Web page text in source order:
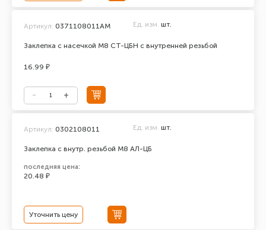
Заклепка с насечкой М8 СТ-ЦБН с внутренней резьбой
Артикул: 0371108011АМ Ед. изм. шт.
16.99 ₽
Заклепка с внутр. резьбой М8 АЛ-ЦБ
Артикул: 0302108011 Ед. изм. шт.
последняя цена:
20.48 ₽
Уточнить цену